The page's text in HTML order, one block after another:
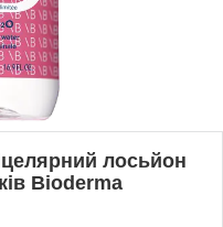
лосьйон
Bioderma